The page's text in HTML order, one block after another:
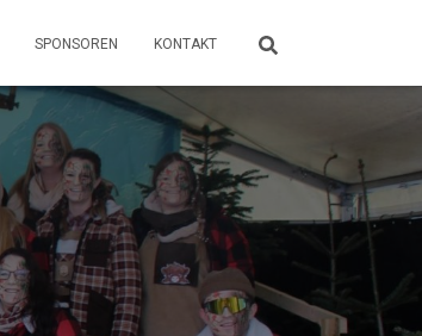
SPONSOREN KONTAKT